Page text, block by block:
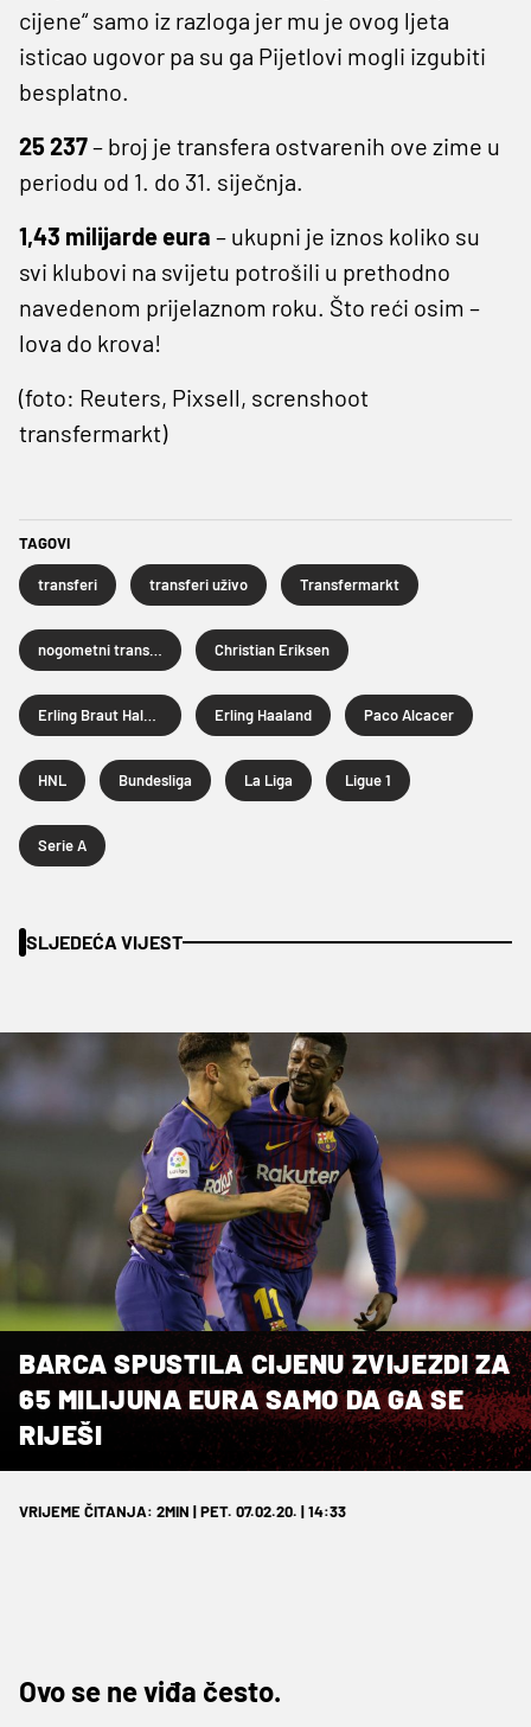
cijene“ samo iz razloga jer mu je ovog ljeta
isticao ugovor pa su ga Pijetlovi mogli izgubiti
besplatno.
25 237– broj je transfera ostvarenih ove zime u
periodu od 1. do 31. siječnja.
1,43 milijarde eura – ukupni je iznos koliko su
svi klubovi na svijetu potrošili u prethodno
navedenom prijelaznom roku. Što reći osim –
lova do krova!
(foto: Reuters, Pixsell, screnshoot
transfermarkt)
TAGOVI
transferi transferi uživo Transfermarkt
Christian Eriksen
Erling Haaland Paco Alcacer
HNL Bundesliga La Liga Ligue 1
Serie A
SLJEDEĆA VIJEST
BARCA SPUSTILA CIJENU ZVIJEZDI ZA
65 MILIJUNA EURA SAMO DA GA SE
RIJEŠI
VRIJEME ČITANJA: 2MIN | PET. 07.02.20. | 14:33
Ovo se ne viđa često.